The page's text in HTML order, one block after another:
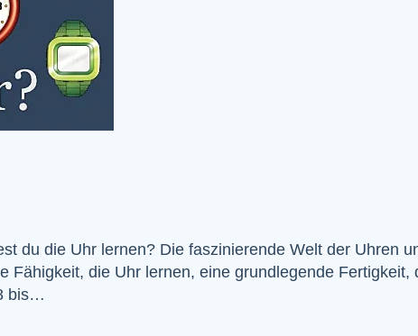
du die Uhr lernen? Die faszinierende Welt der Uhren
Fähigkeit, die Uhr lernen, eine grundlegende
bis…